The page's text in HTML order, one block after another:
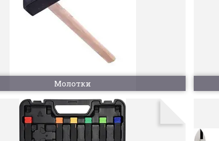
Молотки